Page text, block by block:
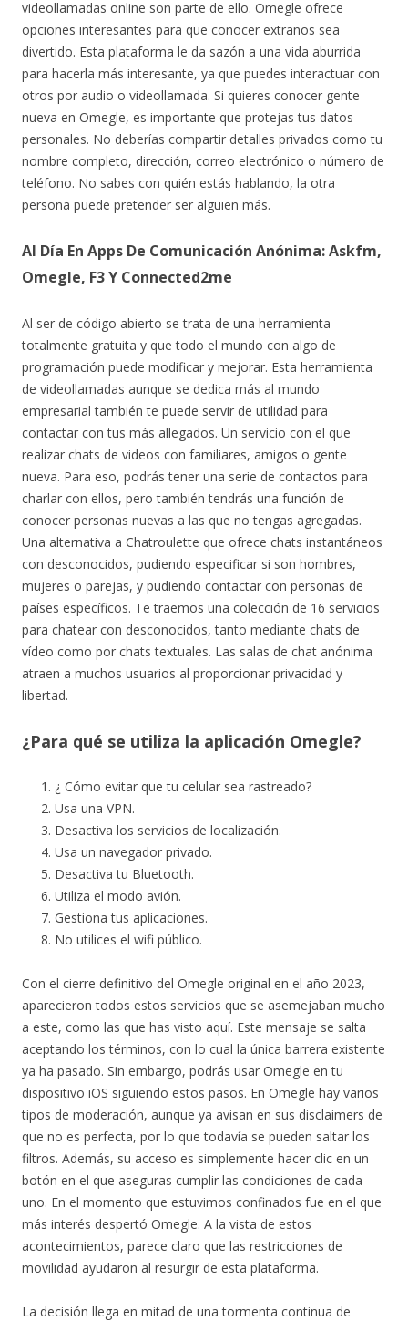
videollamadas online son parte de ello. Omegle ofrece
opciones interesantes para que conocer extraños sea
divertido. Esta plataforma le da sazón a una vida aburrida
para hacerla más interesante, ya que puedes interactuar con
otros por audio o videollamada. Si quieres conocer gente
nueva en Omegle, es importante que protejas tus datos
personales. No deberías compartir detalles privados como tu
nombre completo, dirección, correo electrónico o número de
teléfono. No sabes con quién estás hablando, la otra
persona puede pretender ser alguien más.
Al Día En Apps De Comunicación Anónima: Askfm,
Omegle, F3 Y Connected2me
Al ser de código abierto se trata de una herramienta
totalmente gratuita y que todo el mundo con algo de
programación puede modificar y mejorar. Esta herramienta
de videollamadas aunque se dedica más al mundo
empresarial también te puede servir de utilidad para
contactar con tus más allegados. Un servicio con el que
realizar chats de videos con familiares, amigos o gente
nueva. Para eso, podrás tener una serie de contactos para
charlar con ellos, pero también tendrás una función de
conocer personas nuevas a las que no tengas agregadas.
Una alternativa a Chatroulette que ofrece chats instantáneos
con desconocidos, pudiendo especificar si son hombres,
mujeres o parejas, y pudiendo contactar con personas de
países específicos. Te traemos una colección de 16 servicios
para chatear con desconocidos, tanto mediante chats de
vídeo como por chats textuales. Las salas de chat anónima
atraen a muchos usuarios al proporcionar privacidad y
libertad.
¿Para qué se utiliza la aplicación Omegle?
¿ Cómo evitar que tu celular sea rastreado?
Usa una VPN.
Desactiva los servicios de localización.
Usa un navegador privado.
Desactiva tu Bluetooth.
Utiliza el modo avión.
Gestiona tus aplicaciones.
No utilices el wifi público.
Con el cierre definitivo del Omegle original en el año 2023,
aparecieron todos estos servicios que se asemejaban mucho
a este, como las que has visto aquí. Este mensaje se salta
aceptando los términos, con lo cual la única barrera existente
ya ha pasado. Sin embargo, podrás usar Omegle en tu
dispositivo iOS siguiendo estos pasos. En Omegle hay varios
tipos de moderación, aunque ya avisan en sus disclaimers de
que no es perfecta, por lo que todavía se pueden saltar los
filtros. Además, su acceso es simplemente hacer clic en un
botón en el que aseguras cumplir las condiciones de cada
uno. En el momento que estuvimos confinados fue en el que
más interés despertó Omegle. A la vista de estos
acontecimientos, parece claro que las restricciones de
movilidad ayudaron al resurgir de esta plataforma.
La decisión llega en mitad de una tormenta continua de